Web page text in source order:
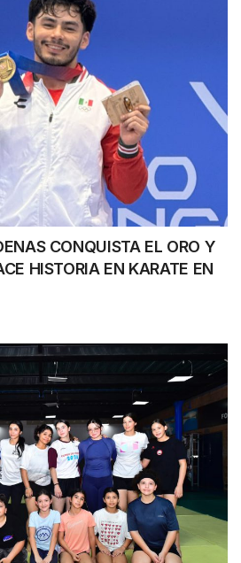
CONQUISTA EL ORO Y
HISTORIA EN KARATE EN